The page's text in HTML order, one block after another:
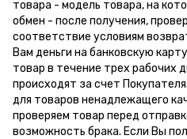
товара - модель товара, на
обмен - после получения,
соответствие условиям
Вам деньги на банковскую
товар в течение трех рабочих
происходят за счет
для товаров ненадлежащего
проверяем товар перед
возможность брака. Если Вы